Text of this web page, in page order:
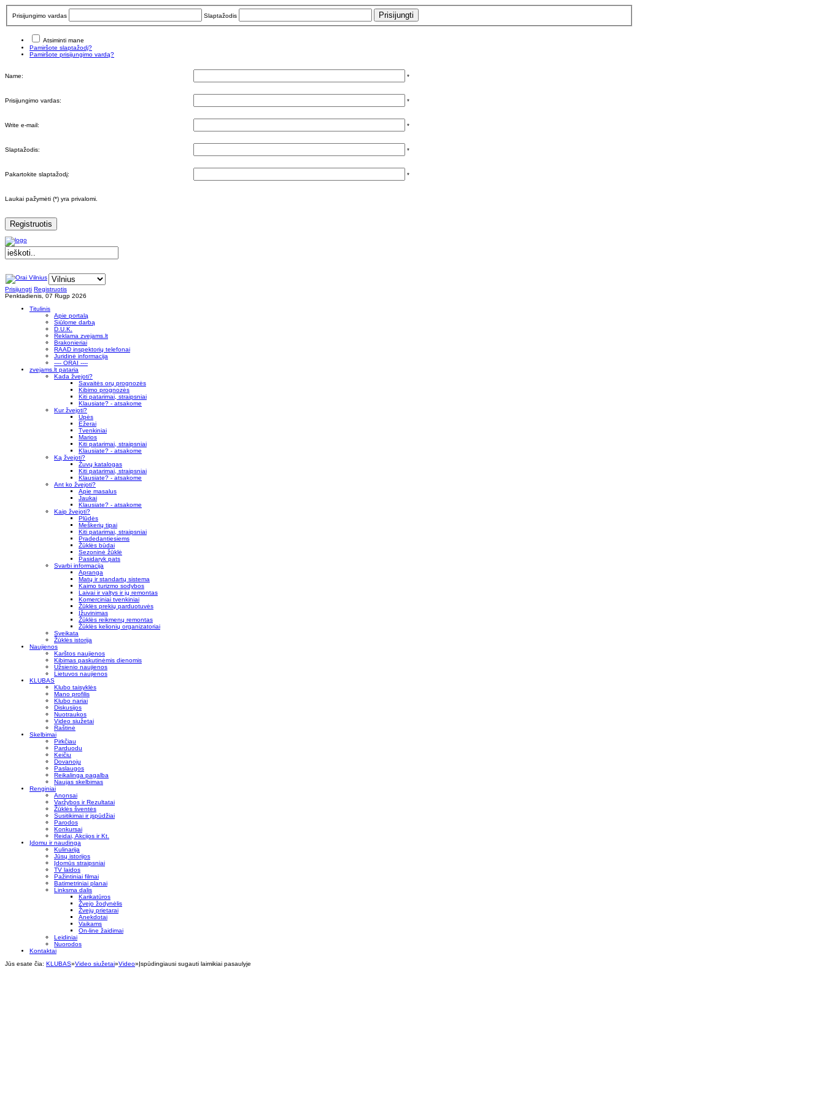
Prisijungimo vardas Slaptažodis
Atsiminti mane
Pamiršote slaptažodį?
Pamiršote prisijungimo vardą?
Name: *
Prisijungimo vardas: *
Write e-mail: *
Slaptažodis: *
Pakartokite slaptažodį: *
Laukai pažymėti (*) yra privalomi.
Registruotis
Prisijungti Registruotis
Penktadienis, 07 Rugp 2026
Titulinis
Apie portalą
Siūlome darbą
D.U.K.
Reklama zvejams.lt
Brakonieriai
RAAD inspektorių telefonai
Juridinė informacija
---- ORAI ----
zvejams.lt pataria
Kada žvejoti?
Savaitės orų prognozės
Kibimo prognozės
Kiti patarimai, straipsniai
Klausiate? - atsakome
Kur žvejoti?
Upės
Ežerai
Tvenkiniai
Marios
Kiti patarimai, straipsniai
Klausiate? - atsakome
Ką žvejoti?
Žuvų katalogas
Kiti patarimai, straipsniai
Klausiate? - atsakome
Ant ko žvejoti?
Apie masalus
Jaukai
Klausiate? - atsakome
Kaip žvejoti?
Plūdės
Meškerių tipai
Kiti patarimai, straipsniai
Pradedantiesiems
Žūklės būdai
Sezoninė žūklė
Pasidaryk pats
Svarbi informacija
Apranga
Matų ir standartų sistema
Kaimo turizmo sodybos
Laivai ir valtys ir jų remontas
Komerciniai tvenkiniai
Žūklės prekių parduotuvės
Įžuvinimas
Žūklės reikmenų remontas
Žūklės kelionių organizatoriai
Sveikata
Žūklės istorija
Naujienos
Karštos naujienos
Kibimas paskutinėmis dienomis
Užsienio naujienos
Lietuvos naujienos
KLUBAS
Klubo taisyklės
Mano profilis
Klubo nariai
Diskusijos
Nuotraukos
Video siužetai
Raštinė
Skelbimai
Pirkčiau
Parduodu
Keičiu
Dovanoju
Paslaugos
Reikalinga pagalba
Naujas skelbimas
Renginiai
Anonsai
Varžybos ir Rezultatai
Žūklės šventės
Susitikimai ir įspūdžiai
Parodos
Konkursai
Reidai, Akcijos ir Kt.
Įdomu ir naudinga
Kulinarija
Jūsų istorijos
Įdomūs straipsniai
TV laidos
Pažintiniai filmai
Batimetriniai planai
Linksma dalis
Karikatūros
Žvejo žodynėlis
Žvejų prietarai
Anekdotai
Vaikams
On-line žaidimai
Leidiniai
Nuorodos
Kontaktai
Jūs esate čia: KLUBAS»Video siužetai»Video»Įspūdingiausi sugauti laimikiai pasaulyje